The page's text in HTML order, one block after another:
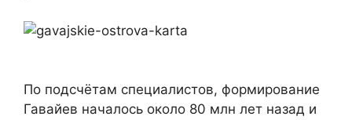
По подсчётам специалистов, формирование
Гавайев началось около 80 млн лет назад и